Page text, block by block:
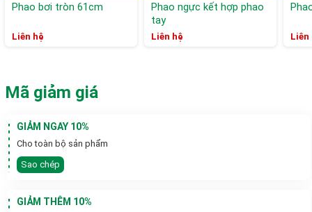
Phao bơi tròn 61cm
Liên hệ
Phao ngực kết hợp phao
tay
Liên hệ Liên
Mã giảm giá
GIẢM NGAY 10%
Cho toàn bộ sản phẩm
Sao chép
GIẢM THÊM 10%